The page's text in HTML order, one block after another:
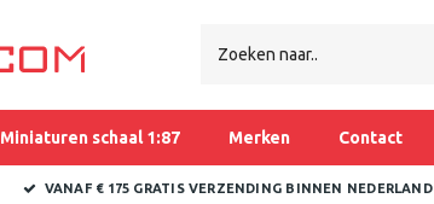
Miniaturen schaal 1:87 Merken Contact
VANAF € 175 GRATIS VERZENDING BINNEN NEDERLAND